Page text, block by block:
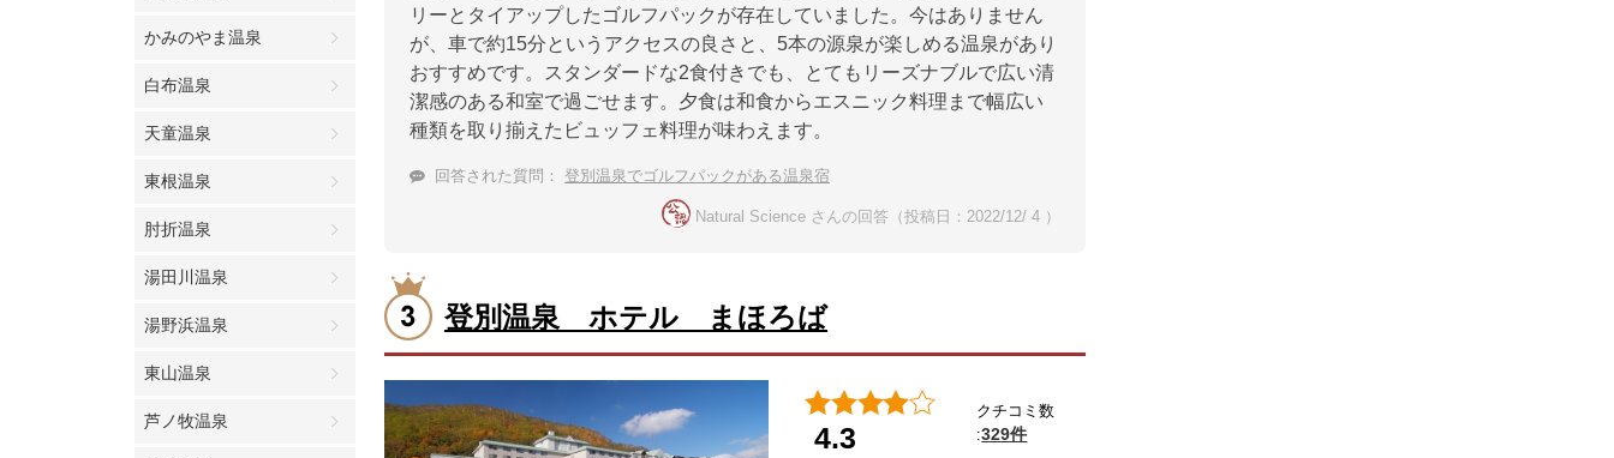
かみのやま温泉
白布温泉
天童温泉
東根温泉
肘折温泉
湯田川温泉
湯野浜温泉
東山温泉
芦ノ牧温泉
リーとタイアップしたゴルフパックが存在していました。今はありません
が、車で約15分というアクセスの良さと、5本の源泉が楽しめる温泉があり
おすすめです。スタンダードな2食付きでも、とてもリーズナブルで広い清
潔感のある和室で過ごせます。夕食は和食からエスニック料理まで幅広い
種類を取り揃えたビュッフェ料理が味わえます。
回答された質問： 登別温泉でゴルフパックがある温泉宿
Natural Science さんの回答（投稿日：2022/12/ 4 ）
登別温泉 ホテル まほろば
4.3
クチコミ数
:329件